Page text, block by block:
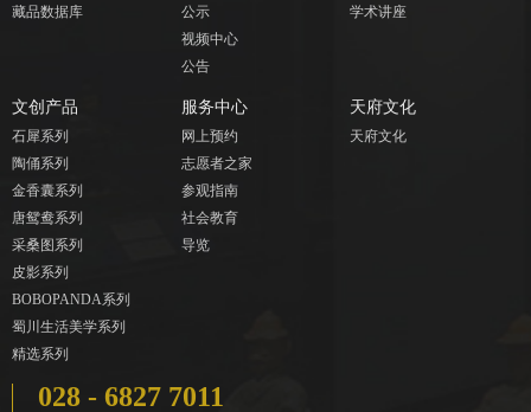
藏品数据库
公示
视频中心
公告
学术讲座
文创产品
石犀系列
陶俑系列
金香囊系列
唐鸳鸯系列
采桑图系列
皮影系列
BOBOPANDA系列
蜀川生活美学系列
精选系列
服务中心
网上预约
志愿者之家
参观指南
社会教育
导览
天府文化
天府文化
028 - 6827 7011